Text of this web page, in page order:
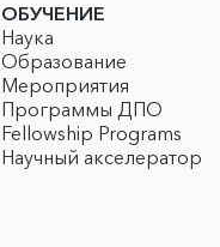
ОБУЧЕНИЕ
Наука
Образование
Мероприятия
Программы ДПО
Fellowship Programs
Научный акселератор